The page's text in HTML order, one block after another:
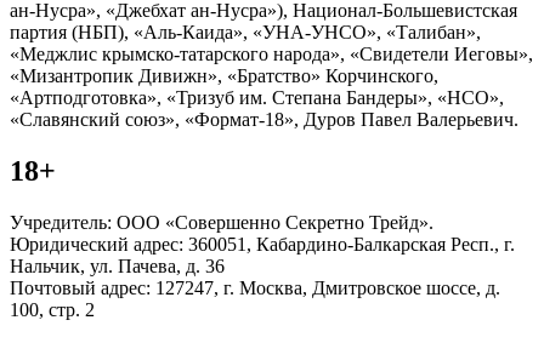
ан-Нусра», «Джебхат ан-Нусра»), Национал-Большевистская
партия (НБП), «Аль-Каида», «УНА-УНСО», «Талибан»,
«Меджлис крымско-татарского народа», «Свидетели Иеговы»,
«Мизантропик Дивижн», «Братство» Корчинского,
«Артподготовка», «Тризуб им. Степана Бандеры», «НСО»,
«Славянский союз», «Формат-18», Дуров Павел Валерьевич.
18+
Учредитель: ООО «Совершенно Секретно Трейд».
Юридический адрес: 360051, Кабардино-Балкарская Респ., г.
Нальчик, ул. Пачева, д. 36
Почтовый адрес: 127247, г. Москва, Дмитровское шоссе, д.
100, стр. 2